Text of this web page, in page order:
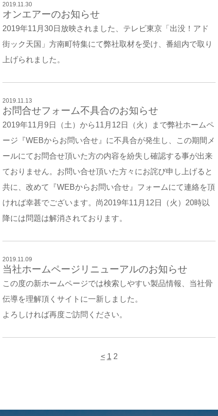
2019.11.30
オンエアーのお知らせ
2019年11月30日放映されました、テレビ東京「出没！アド
街ック天国」方南町特集にて弊社取材を受け、番組内で取り
上げられました。
2019.11.13
お問合せフォーム不具合のお知らせ
2019年11月9日（土）から11月12日（火）まで弊社ホームペ
ージ『WEBからお問い合せ』に不具合が発生し、この期間メ
ールにてお問合せ頂いた方の内容を紛失し確認する事が出来
ておりません。お問い合せ頂いた方々にお詫び申し上げると
共に、改めて『WEBからお問い合せ』フォームにて連絡を頂
ければ幸甚でございます。尚2019年11月12日（火）20時以
降には問題は解消されております。
2019.11.09
当社ホームページリニューアルのお知らせ
この度の新ホームページでは検索しやすい製品情報、当社骨
伝導を理解頂くサイトに一新しました。
よろしければ再度ご訪問ください。
< 1 2